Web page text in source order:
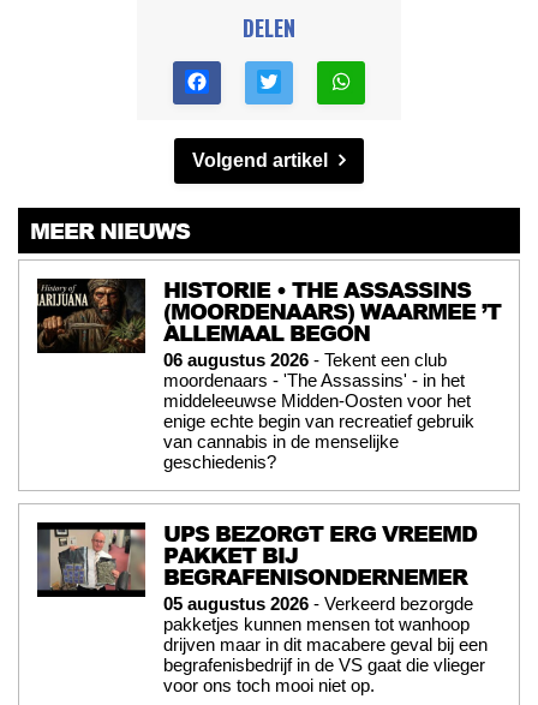
DELEN
Volgend artikel
MEER NIEUWS
HISTORIE • THE ASSASSINS
(MOORDENAARS) WAARMEE ’T
ALLEMAAL BEGON
06 augustus 2026 - Tekent een club
moordenaars - 'The Assassins' - in het
middeleeuwse Midden-Oosten voor het
enige echte begin van recreatief gebruik
van cannabis in de menselijke
geschiedenis?
UPS BEZORGT ERG VREEMD
PAKKET BIJ
BEGRAFENISONDERNEMER
05 augustus 2026 - Verkeerd bezorgde
pakketjes kunnen mensen tot wanhoop
drijven maar in dit macabere geval bij een
begrafenisbedrijf in de VS gaat die vlieger
voor ons toch mooi niet op.